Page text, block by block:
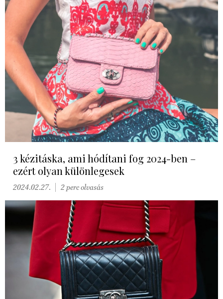
3 kézitáska, ami hódítani fog 2024-ben –
ezért olyan különlegesek
2024.02.27. 2 perc olvasás